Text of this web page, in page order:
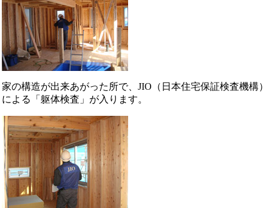
家の構造が出来あがった所で、JIO（日本住宅保証検査機構）
による「躯体検査」が入ります。